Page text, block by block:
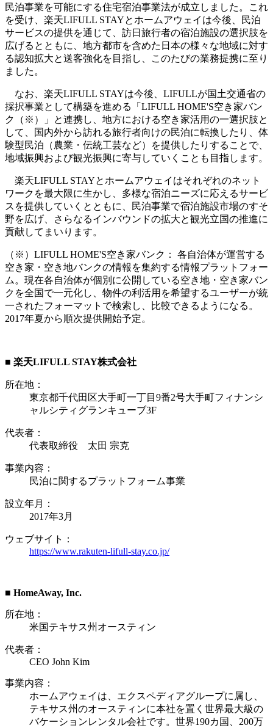
民泊事業を可能にする住宅宿泊事業法が成立しました。これ
を受け、楽天LIFULL STAYとホームアウェイは今後、民泊
サービスの提供を通じて、訪日旅行者の宿泊施設の選択肢を
広げるとともに、地方都市を含めた日本の様々な地域に対す
る認知拡大と送客強化を目指し、このたびの業務提携に至り
ました。
なお、楽天LIFULL STAYは今後、LIFULLが国土交通省の
採択事業として構築を進める「LIFULL HOME'S空き家バン
ク（※）」と連携し、地方における空き家活用の一選択肢と
して、国内外から訪れる旅行者向けの民泊に転換したり、体
験型民泊（農業・伝統工芸など）を提供したりすることで、
地域振興および観光振興に寄与していくことも目指します。
楽天LIFULL STAYとホームアウェイはそれぞれのネット
ワークを最大限に生かし、多様な宿泊ニーズに応えるサービ
スを提供していくとともに、民泊事業で宿泊施設市場のすそ
野を広げ、さらなるインバウンドの拡大と観光立国の推進に
貢献してまいります。
（※）LIFULL HOME'S空き家バンク： 各自治体が運営する
空き家・空き地バンクの情報を集約する情報プラットフォー
ム。現在各自治体が個別に公開している空き地・空き家バン
クを全国で一元化し、物件の利活用を希望するユーザーが統
一されたフォーマットで検索し、比較できるようになる。
2017年夏から順次提供開始予定。
■ 楽天LIFULL STAY株式会社
所在地：
東京都千代田区大手町一丁目9番2号大手町フィナンシ
ャルシティグランキューブ3F
代表者：
代表取締役 太田 宗克
事業内容：
民泊に関するプラットフォーム事業
設立年月：
2017年3月
ウェブサイト：
https://www.rakuten-lifull-stay.co.jp/
■ HomeAway, Inc.
所在地：
米国テキサス州オースティン
代表者：
CEO John Kim
事業内容：
ホームアウェイは、エクスペディアグループに属し、
テキサス州のオースティンに本社を置く世界最大級の
バケーションレンタル会社です。世界190カ国、200万